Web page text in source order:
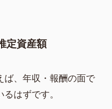
定資産額
ば、年収・報酬の面で
はずです。